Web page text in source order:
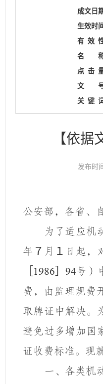
成文日
生效时
有 效
名
点 击
文
关 键
【依
发布时
公安部，各省、
为了适应机
年７月１日起，
1986 ］94号）
费，由监理规费
取牌证中解决。
避免过多增加国
证收费标准。现
一、各类机